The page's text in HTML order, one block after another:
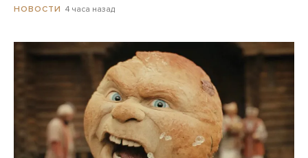
НОВОСТИ 4 часа назад